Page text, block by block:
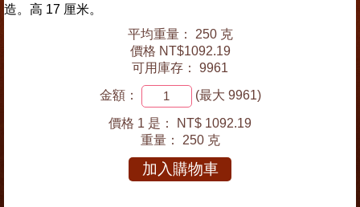
造。高 17 厘米。
平均重量： 250 克
價格 NT$1092.19
可用庫存： 9961
金額： (最大 9961)
價格 1 是：
NT$ 1092.19
重量： 250 克
加入購物車